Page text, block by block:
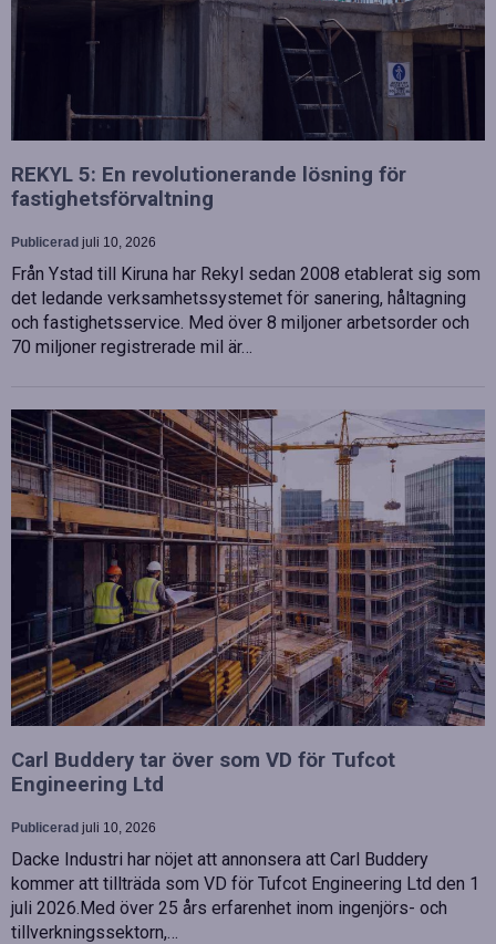
REKYL 5: En revolutionerande lösning för
fastighetsförvaltning
Publicerad juli 10, 2026
Från Ystad till Kiruna har Rekyl sedan 2008 etablerat sig som
det ledande verksamhetssystemet för sanering, håltagning
och fastighetsservice. Med över 8 miljoner arbetsorder och
70 miljoner registrerade mil är…
Carl Buddery tar över som VD för Tufcot
Engineering Ltd
Publicerad juli 10, 2026
Dacke Industri har nöjet att annonsera att Carl Buddery
kommer att tillträda som VD för Tufcot Engineering Ltd den 1
juli 2026.Med över 25 års erfarenhet inom ingenjörs- och
tillverkningssektorn,…